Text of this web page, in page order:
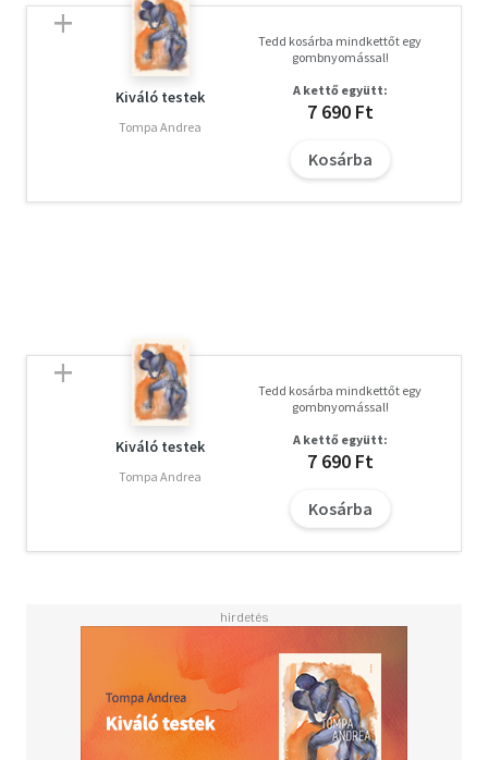
Kiváló testek
Tompa Andrea
Tedd kosárba mindkettőt egy
gombnyomással!
A kettő együtt:
7 690 Ft
Kosárba
Kiváló testek
Tompa Andrea
Tedd kosárba mindkettőt egy
gombnyomással!
A kettő együtt:
7 690 Ft
Kosárba